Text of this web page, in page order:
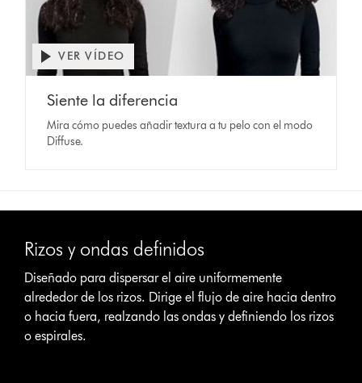
VER VÍDEO
Siente la diferencia
Mira cómo puedes añadir textura a tu pelo con el modo
Diffuse.
Rizos y ondas definidos
Diseñado para dispersar el aire uniformemente
alrededor de los rizos. Dirige el flujo de aire hacia dentro
o hacia fuera, realzando las ondas y definiendo los rizos
o espirales.